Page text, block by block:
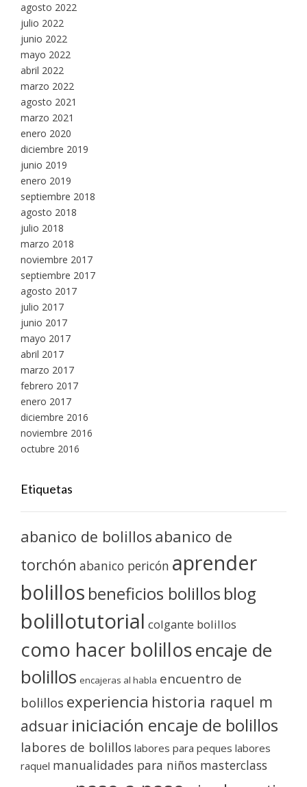
agosto 2022
julio 2022
junio 2022
mayo 2022
abril 2022
marzo 2022
agosto 2021
marzo 2021
enero 2020
diciembre 2019
junio 2019
enero 2019
septiembre 2018
agosto 2018
julio 2018
marzo 2018
noviembre 2017
septiembre 2017
agosto 2017
julio 2017
junio 2017
mayo 2017
abril 2017
marzo 2017
febrero 2017
enero 2017
diciembre 2016
noviembre 2016
octubre 2016
Etiquetas
abanico de bolillos abanico de
torchón abanico pericón aprender
bolillos beneficios bolillos blog
bolillotutorial colgante bolillos
como hacer bolillosencaje de
bolillos encajeras al habla encuentro de
bolillos experiencia historia raquel m
adsuar iniciación encaje de bolillos
labores de bolillos labores para peques labores
raquel manualidades para niños masterclass